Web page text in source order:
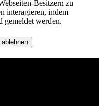
Besitzern zu
interagieren, indem
gemeldet werden.